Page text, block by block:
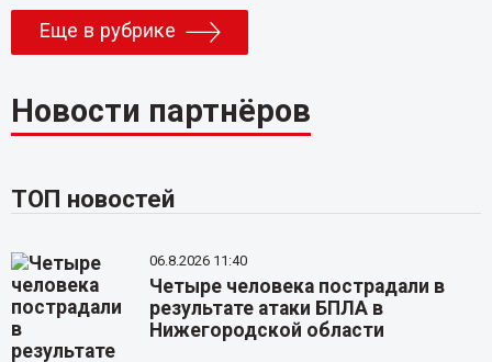
Еще в рубрике
Новости партнёров
ТОП новостей
06.8.2026 11:40
Четыре человека пострадали в
результате атаки БПЛА в
Нижегородской области